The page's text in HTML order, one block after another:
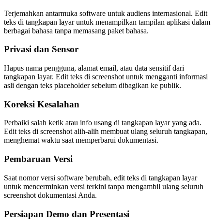
Terjemahkan antarmuka software untuk audiens internasional. Edit
teks di tangkapan layar untuk menampilkan tampilan aplikasi dalam
berbagai bahasa tanpa memasang paket bahasa.
Privasi dan Sensor
Hapus nama pengguna, alamat email, atau data sensitif dari
tangkapan layar. Edit teks di screenshot untuk mengganti informasi
asli dengan teks placeholder sebelum dibagikan ke publik.
Koreksi Kesalahan
Perbaiki salah ketik atau info usang di tangkapan layar yang ada.
Edit teks di screenshot alih-alih membuat ulang seluruh tangkapan,
menghemat waktu saat memperbarui dokumentasi.
Pembaruan Versi
Saat nomor versi software berubah, edit teks di tangkapan layar
untuk mencerminkan versi terkini tanpa mengambil ulang seluruh
screenshot dokumentasi Anda.
Persiapan Demo dan Presentasi